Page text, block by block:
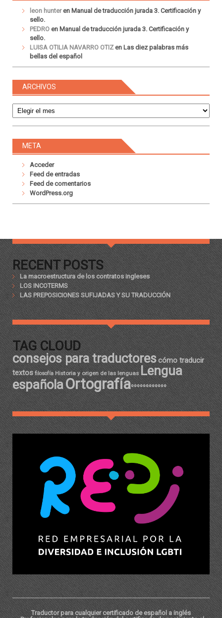
leon hunteren Manual de traducción jurada 3. Certificación y
sello.
PEDRO en Manual de traducción jurada 3. Certificación y
sello.
LUISA OTILIA NAVARRO OTIZen Las diez palabras más
bellas del español
ARCHIVOS
META
Acceder
Feed de entradas
Feed de comentarios
WordPress.org
RECENT POSTS
La macroestructura de los contratos ingleses
LOS INCOTERMS
LAS PREPOSICIONES SUFIJADAS Y SU TRADUCCIÓN
TAG CLOUD
consejos para traductorescómo traducir
textos filosofía Historia y origen de las lenguas Lengua
españolaOrtografíaºººººººººººº
Traductor para cualquier certificado de español a inglés